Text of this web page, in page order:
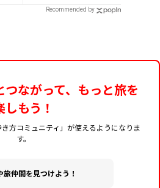
Recommended by
ながって、もっと旅を
しもう！
方コミュニティ」が使えるようになりま
す。
仲間を見つけよう！